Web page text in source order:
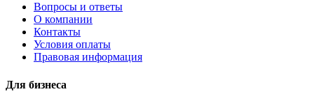
Вопросы и ответы
О компании
Контакты
Условия оплаты
Правовая информация
Для бизнеса